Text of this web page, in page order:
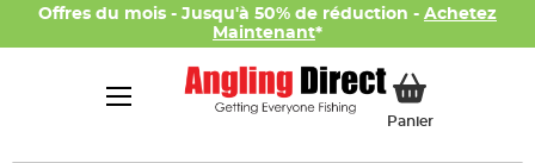
Offres du mois - Jusqu'à 50% de réduction - Achetez
Maintenant*
PanierMon panier